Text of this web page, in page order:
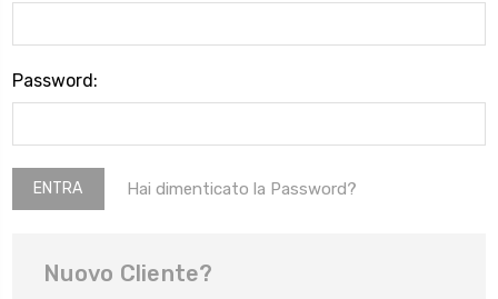
Password:
Hai dimenticato la Password?
Nuovo Cliente?